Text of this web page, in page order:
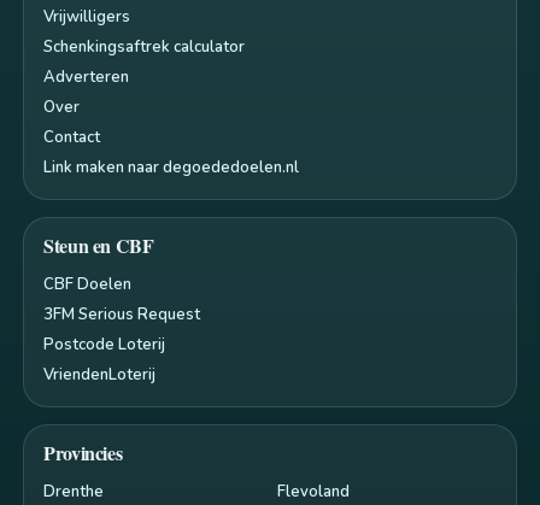
Vrijwilligers
Schenkingsaftrek calculator
Adverteren
Over
Contact
Link maken naar degoededoelen.nl
Steun en CBF
CBF Doelen
3FM Serious Request
Postcode Loterij
VriendenLoterij
Provincies
Drenthe
Flevoland